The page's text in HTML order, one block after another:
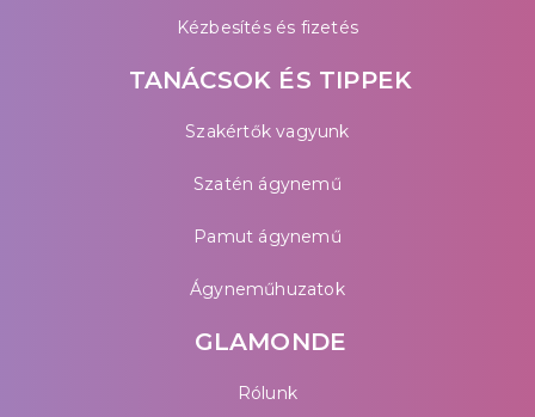
Kézbesítés és fizetés
TANÁCSOK ÉS TIPPEK
Szakértők vagyunk
Szatén ágynemű
Pamut ágynemű
Ágyneműhuzatok
GLAMONDE
Rólunk